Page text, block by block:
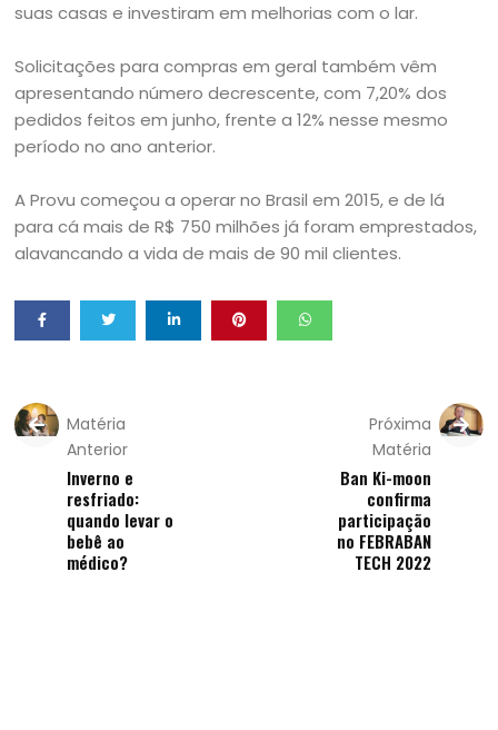
suas casas e investiram em melhorias com o lar.
Solicitações para compras em geral também vêm
apresentando número decrescente, com 7,20% dos
pedidos feitos em junho, frente a 12% nesse mesmo
período no ano anterior.
A Provu começou a operar no Brasil em 2015, e de lá
para cá mais de R$ 750 milhões já foram emprestados,
alavancando a vida de mais de 90 mil clientes.
Matéria
Anterior
Inverno e
resfriado:
quando levar o
bebê ao
médico?
Próxima
Matéria
Ban Ki-moon
confirma
participação
no FEBRABAN
TECH 2022